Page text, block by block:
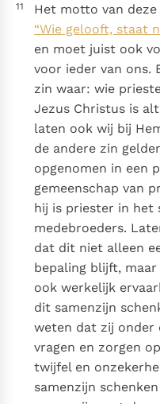
11
Het motto van
“Wie gelooft, staat
en moet juist ook
voor ieder van ons.
zin waar: wie
Jezus Christus is
laten ook wij bij
de andere zin
opgenomen in een
gemeenschap van
hij is priester in het
medebroeders.
dat dit niet alleen
bepaling blijft,
ook werkelijk
dit samenzijn
weten dat zij onder
vragen en zorgen
twijfel en
samenzijn